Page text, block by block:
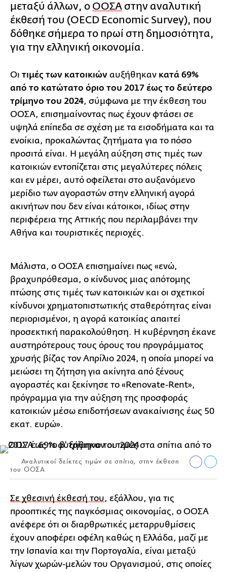
μεταξύ άλλων, ο ΟΟΣΑ στην αναλυτική
έκθεσή του (OECD Economic Survey), που
δόθηκε σήμερα το πρωί στη δημοσιότητα,
για την ελληνική οικονομία.
Οι τιμές των κατοικιών αυξήθηκαν κατά 69%
από το κατώτατο όριο του 2017 έως το δεύτερο
τρίμηνο του 2024, σύμφωνα με την έκθεση του
ΟΟΣΑ, επισημαίνοντας πως έχουν φτάσει σε
υψηλά επίπεδα σε σχέση με τα εισοδήματα και τα
ενοίκια, προκαλώντας ζητήματα για το πόσο
προσιτά είναι. Η μεγάλη αύξηση στις τιμές των
κατοικιών εντοπίζεται στις μεγαλύτερες πόλεις
και εν μέρει, αυτό οφείλεται στο αυξανόμενο
μερίδιο των αγοραστών στην ελληνική αγορά
ακινήτων που δεν είναι κάτοικοι, ιδίως στην
περιφέρεια της Αττικής που περιλαμβάνει την
Αθήνα και τουριστικές περιοχές.
Μάλιστα, ο ΟΟΣΑ επισημαίνει πως «ενώ,
βραχυπρόθεσμα, ο κίνδυνος μιας απότομης
πτώσης στις τιμές των κατοικιών και οι σχετικοί
κίνδυνοι χρηματοπιστωτικής σταθερότητας είναι
περιορισμένοι, η αγορά κατοικίας απαιτεί
προσεκτική παρακολούθηση. Η κυβέρνηση έκανε
αυστηρότερους τους όρους του προγράμματος
χρυσής βίζας τον Απρίλιο 2024, η οποία μπορεί να
μειώσει τη ζήτηση για ακίνητα από ξένους
αγοραστές και ξεκίνησε το «Renovate-Rent»,
πρόγραμμα για την αύξηση της προσφοράς
κατοικιών μέσω επιδοτήσεων ανακαίνισης έως 50
εκατ. ευρώ».
Αναλυτικοί δείκτες τιμών σε σπίτια, στην έκθεση
του ΟΟΣΑ
Σε χθεσινή έκθεσή του, εξάλλου, για τις
προοπτικές της παγκόσμιας οικονομίας, ο ΟΟΣΑ
ανέφερε ότι οι διαρθρωτικές μεταρρυθμίσεις
έχουν αποφέρει οφέλη καθώς η Ελλάδα, μαζί με
την Ισπανία και την Πορτογαλία, είναι μεταξύ
λίγων χωρών-μελών του Οργανισμού, στις οποίες